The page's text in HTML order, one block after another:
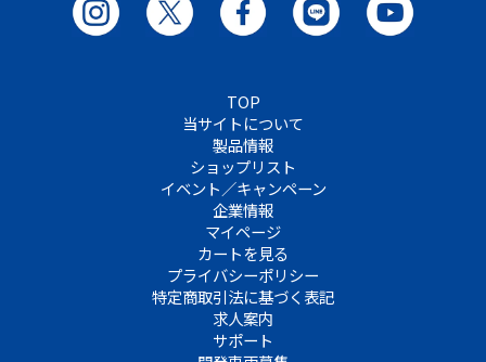
TOP
当サイトについて
製品情報
ショップリスト
イベント／キャンペーン
企業情報
マイページ
カートを見る
プライバシーポリシー
特定商取引法に基づく表記
求人案内
サポート